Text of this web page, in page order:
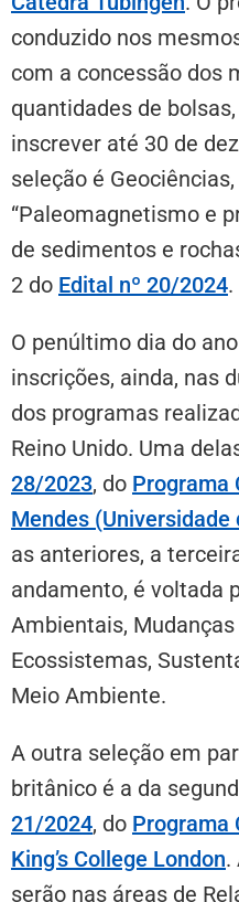
conduzido nos
com a concessão dos
quantidades de
inscrever até 30 de
seleção é
“Paleomagnetismo e
de sedimentos e
2 do Edital nº 20/2024.
O penúltimo dia do
inscrições, ainda, nas
dos programas
Reino Unido. Uma
28/2023, do Programa
Mendes (Universidade
as anteriores, a
andamento, é voltada
Ambientais,
Ecossistemas,
Meio Ambiente.
A outra seleção em
britânico é a da
21/2024, do Programa
King’s College London.
serão nas áreas de